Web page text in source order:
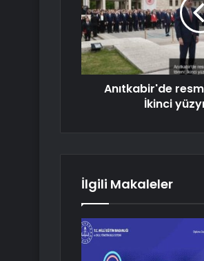
Anıtkabir'de
İkinci
İlgili Makaleler